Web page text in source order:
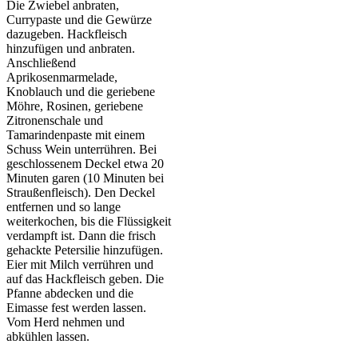
Die Zwiebel anbraten,
Currypaste und die Gewürze
dazugeben. Hackfleisch
hinzufügen und anbraten.
Anschließend
Aprikosenmarmelade,
Knoblauch und die geriebene
Möhre, Rosinen, geriebene
Zitronenschale und
Tamarindenpaste mit einem
Schuss Wein unterrühren. Bei
geschlossenem Deckel etwa 20
Minuten garen (10 Minuten bei
Straußenfleisch). Den Deckel
entfernen und so lange
weiterkochen, bis die Flüssigkeit
verdampft ist. Dann die frisch
gehackte Petersilie hinzufügen.
Eier mit Milch verrühren und
auf das Hackfleisch geben. Die
Pfanne abdecken und die
Eimasse fest werden lassen.
Vom Herd nehmen und
abkühlen lassen.